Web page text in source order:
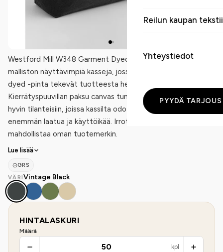
Reilun kaupan
Yhteystiedot
PYYDÄ TARJOUS
Westford Mill W348 Garment Dyed Oversized Tote Bag on
malliston näyttävimpiä kasseja, jossa suuri koko ja garment
dyed -pinta tekevät tuotteesta heti erottuvan.
Kierrätyspuuvillan paksu canvas tuntuu laadukkaalta ja sopii
hyvin tilanteisiin, joissa kassilta odotetaan tavallista
enemmän laatua ja käyttöikää. Irrotettava pesulappu
mahdollistaa oman tuotemerkin.
Lue lisää
GRS
VÄRIVintage Black
HINTALASKURI
Määrä
kpl